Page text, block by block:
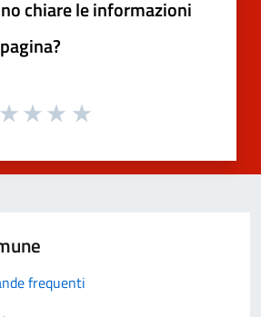
chiare le informazioni
frequenti